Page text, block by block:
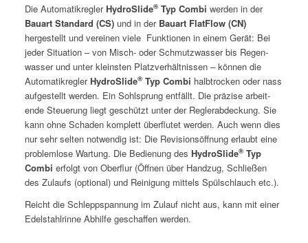
Die Automatikre­gler HydroSlide®Typ Com­bi wer­den in der
Bauart Stan­dard (CS)und in der Bauart Flat­Flow (CN)
hergestellt und vere­inen viele Funk­tio­nen in einem Gerät: Bei
jed­er Sit­u­a­tion – von Misch- oder Schmutzwass­er bis Regen­
wass­er und unter kle­in­sten Platzver­hält­nis­sen – kön­nen die
Automatikre­gler HydroSlide®Typ Com­bi halb­trock­en oder nass
aufgestellt wer­den. Ein Sohlsprung ent­fällt. Die präzise arbei­t­
ende Steuerung liegt geschützt unter der Regler­a­b­deck­ung. Sie
kann ohne Schaden kom­plett über­flutet wer­den. Auch wenn dies
nur sehr sel­ten notwendig ist: Die Revi­sion­söff­nung erlaubt eine
prob­lem­lose Wartung. Die Bedi­enung des HydroSlide®Typ
Com­bi erfol­gt von Ober­flur (Öff­nen über Handzug, Schließen
des Zulaufs (option­al) und Reini­gung mit­tels Spülschlauch etc.).
Reicht die Schleppspan­nung im Zulauf nicht aus, kann mit ein­er
Edel­stahlrinne Abhil­fe geschaf­fen werden.